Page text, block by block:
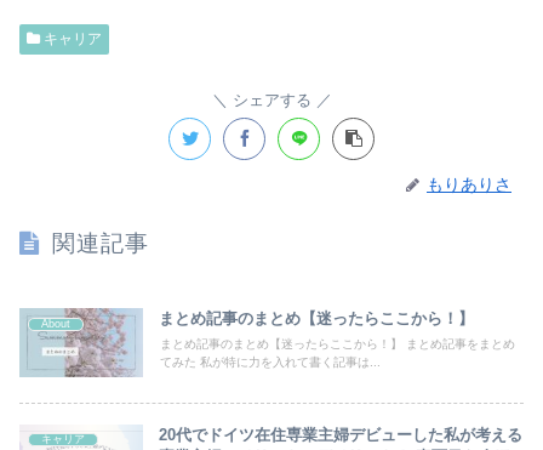
キャリア
シェアする
もりありさ
関連記事
About まとめ記事のまとめ【迷ったらここから！】
まとめ記事のまとめ【迷ったらここから！】 まとめ記事をまとめ
てみた 私が特に力を入れて書く記事は...
キャリア
20代でドイツ在住専業主婦デビューした私が考える